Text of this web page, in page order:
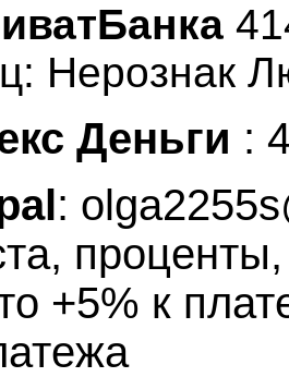
Нерознак
Деньги :
:
+5% к